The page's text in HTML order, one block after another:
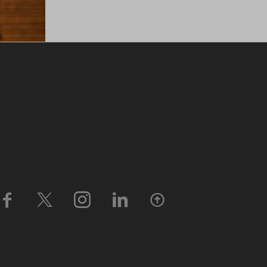
    